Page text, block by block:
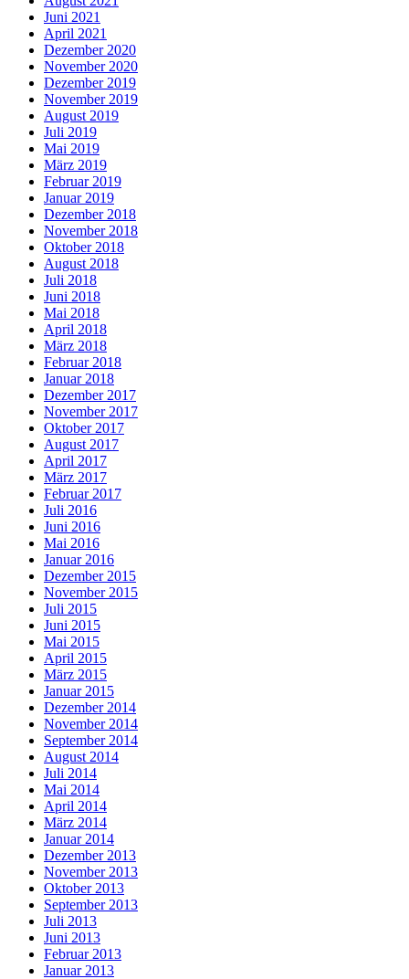
Juni 2021
April 2021
Dezember 2020
November 2020
Dezember 2019
November 2019
August 2019
Juli 2019
Mai 2019
März 2019
Februar 2019
Januar 2019
Dezember 2018
November 2018
Oktober 2018
August 2018
Juli 2018
Juni 2018
Mai 2018
April 2018
März 2018
Februar 2018
Januar 2018
Dezember 2017
November 2017
Oktober 2017
August 2017
April 2017
März 2017
Februar 2017
Juli 2016
Juni 2016
Mai 2016
Januar 2016
Dezember 2015
November 2015
Juli 2015
Juni 2015
Mai 2015
April 2015
März 2015
Januar 2015
Dezember 2014
November 2014
September 2014
August 2014
Juli 2014
Mai 2014
April 2014
März 2014
Januar 2014
Dezember 2013
November 2013
Oktober 2013
September 2013
Juli 2013
Juni 2013
Februar 2013
Januar 2013